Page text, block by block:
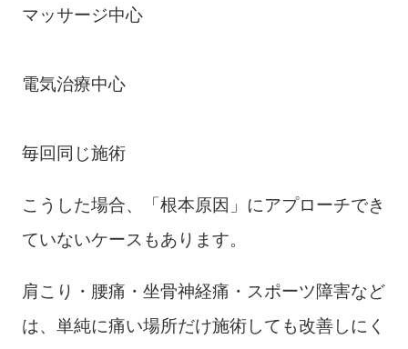
マッサージ中心
電気治療中心
毎回同じ施術
こうした場合、「根本原因」にアプローチでき
ていないケースもあります。
肩こり・腰痛・坐骨神経痛・スポーツ障害など
は、単純に痛い場所だけ施術しても改善しにく